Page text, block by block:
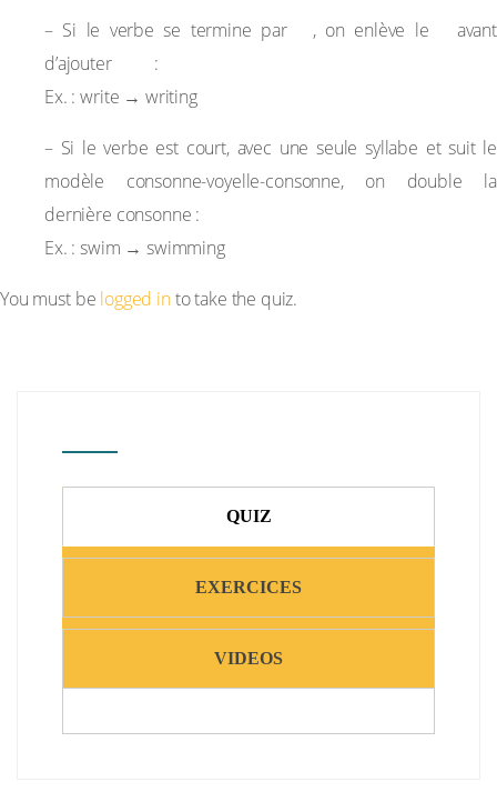
– Si le verbe se termine par , on enlève le
avant
d’ajouter
:
Ex. : write → writing
– Si le verbe est court, avec une seule syllabe et suit le
modèle consonne-voyelle-consonne, on double la
dernière consonne :
Ex. : swim → swimming
You must be logged into take the quiz.
QUIZ
EXERCICES
VIDEOS